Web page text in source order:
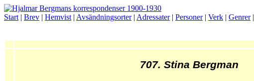
Start | Brev | Hemvist | Avsändningsorter| Adressater| Personer| Verk | Genrer|
707. Stina Bergman